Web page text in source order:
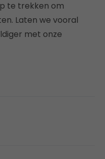
te trekken om
Laten we vooral
met onze